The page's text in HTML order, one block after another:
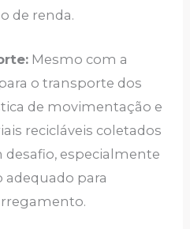
de renda.
Mesmo com a
o transporte dos
de movimentação e
recicláveis coletados
desafio, especialmente
adequado para